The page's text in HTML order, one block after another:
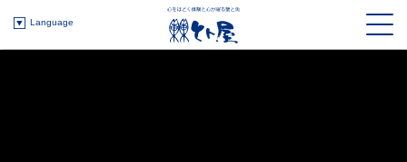
Language